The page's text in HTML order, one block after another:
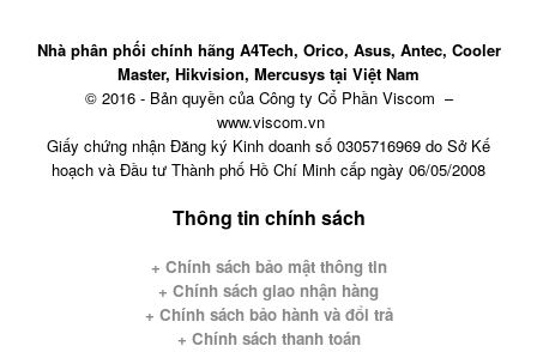
Nhà phân phối chính hãng A4Tech, Orico, Asus, Antec, Cooler
Master, Hikvision, Mercusys tại Việt Nam
© 2016 - Bản quyền của Công ty Cổ Phần Viscom –
www.viscom.vn
Giấy chứng nhận Đăng ký Kinh doanh số 0305716969 do Sở Kế
hoạch và Đầu tư Thành phố Hồ Chí Minh cấp ngày 06/05/2008
Thông tin chính sách
+ Chính sách bảo mật thông tin
+ Chính sách giao nhận hàng
+ Chính sách bảo hành và đổi trả
+ Chính sách thanh toán